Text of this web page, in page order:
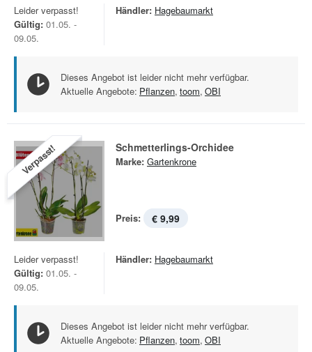
Leider verpasst!
Gültig: 01.05. -
09.05.
Händler: Hagebaumarkt
Dieses Angebot ist leider nicht mehr verfügbar.
Aktuelle Angebote: Pflanzen, toom, OBI
Verpasst! Schmetterlings-Orchidee
Marke: Gartenkrone
Preis: € 9,99
Leider verpasst!
Gültig: 01.05. -
09.05.
Händler: Hagebaumarkt
Dieses Angebot ist leider nicht mehr verfügbar.
Aktuelle Angebote: Pflanzen, toom, OBI